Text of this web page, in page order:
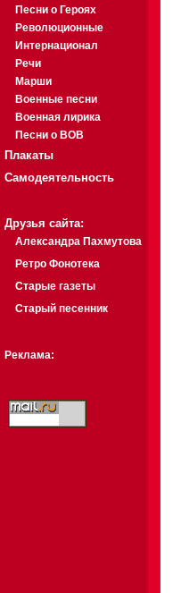
Песни о Героях
Революционные
Интернационал
Речи
Марши
Военные песни
Военная лирика
Песни о ВОВ
Плакаты
Самодеятельность
Друзья сайта:
Александра Пахмутова
Ретро Фонотека
Старые газеты
Старый песенник
Реклама: